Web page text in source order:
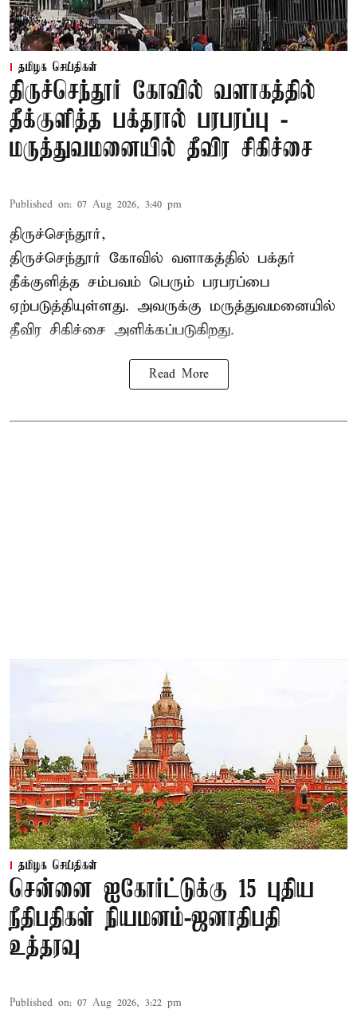
தமிழக செய்திகள்
திருச்செந்தூர் கோவில் வளாகத்தில்
தீக்குளித்த பக்தரால் பரபரப்பு -
மருத்துவமனையில் தீவிர சிகிச்சை
Published on: 07 Aug 2026, 3:40 pm
திருச்செந்தூர்,
திருச்செந்தூர் கோவில் வளாகத்தில் பக்தர்
தீக்குளித்த சம்பவம் பெரும் பரபரப்பை
ஏற்படுத்தியுள்ளது. அவருக்கு மருத்துவமனையில்
தீவிர சிகிச்சை அளிக்கப்படுகிறது.
Read More
தமிழக செய்திகள்
சென்னை ஐகோர்ட்டுக்கு 15 புதிய
நீதிபதிகள் நியமனம்-ஜனாதிபதி
உத்தரவு
Published on: 07 Aug 2026, 3:22 pm